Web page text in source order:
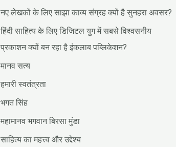
नए लेखकों के लिए साझा काव्य संग्रह क्यों है सुनहरा अवसर?
हिंदी साहित्य के लिए डिजिटल युग में सबसे विश्वसनीय
प्रकाशन क्यों बन रहा है इंकलाब पब्लिकेशन?
मानव सत्य
हमारी स्वतंत्रता
भगत सिंह
महामानव भगवान बिरसा मुंडा
साहित्य का महत्त्व और उद्देश्य